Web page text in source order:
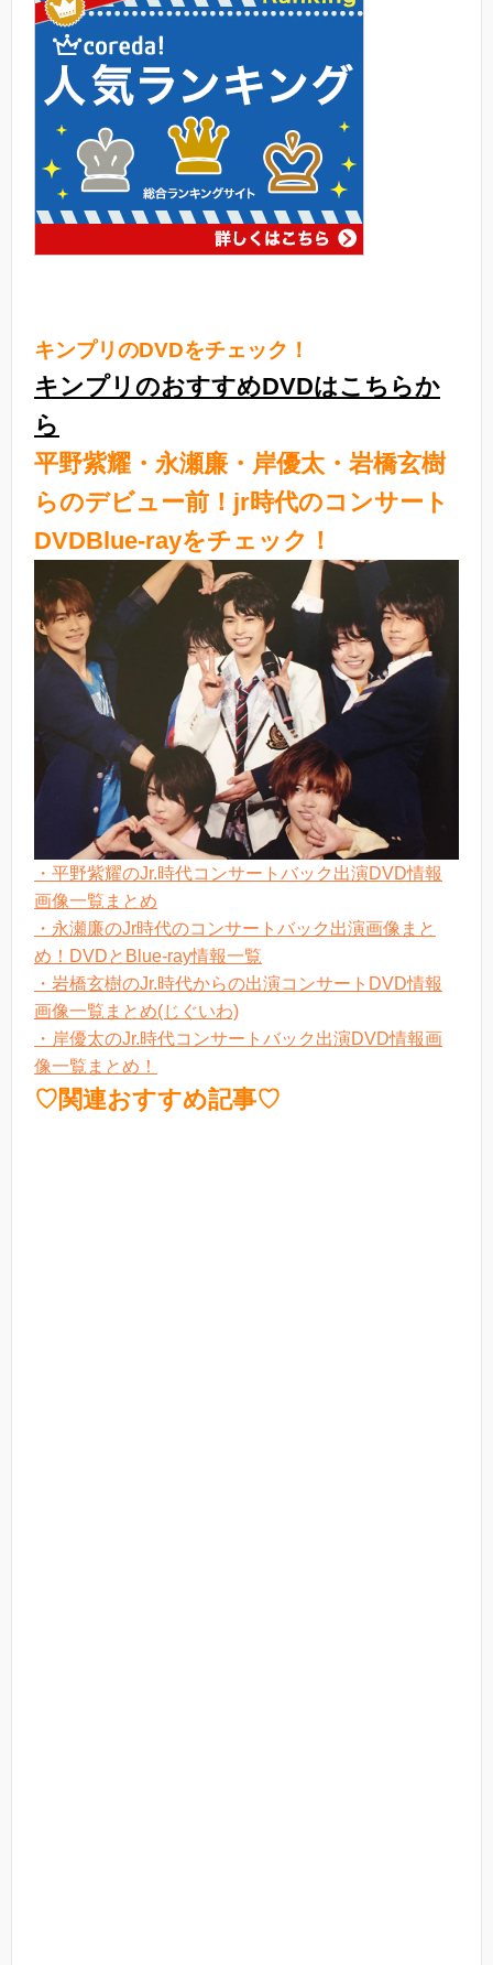
キンプリのDVDをチェック！
キンプリのおすすめDVDはこちらか
ら
平野紫耀・永瀬廉・岸優太・岩橋玄樹
らのデビュー前！jr時代のコンサート
DVDBlue-rayをチェック！
・平野紫耀のJr.時代コンサートバック出演DVD情報
画像一覧まとめ
・永瀬廉のJr時代のコンサートバック出演画像まと
め！DVDとBlue-ray情報一覧
・岩橋玄樹のJr.時代からの出演コンサートDVD情報
画像一覧まとめ(じぐいわ)
・岸優太のJr.時代コンサートバック出演DVD情報画
像一覧まとめ！
♡関連おすすめ記事♡